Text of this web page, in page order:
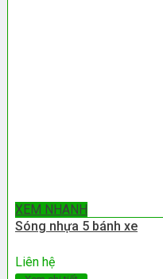
XEM NHANH
Sóng nhựa 5 bánh xe
Liên hệ